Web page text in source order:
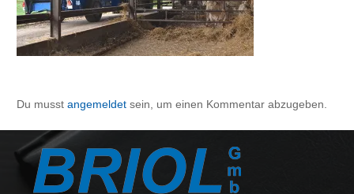
Du musst angemeldet sein, um einen Kommentar abzugeben.